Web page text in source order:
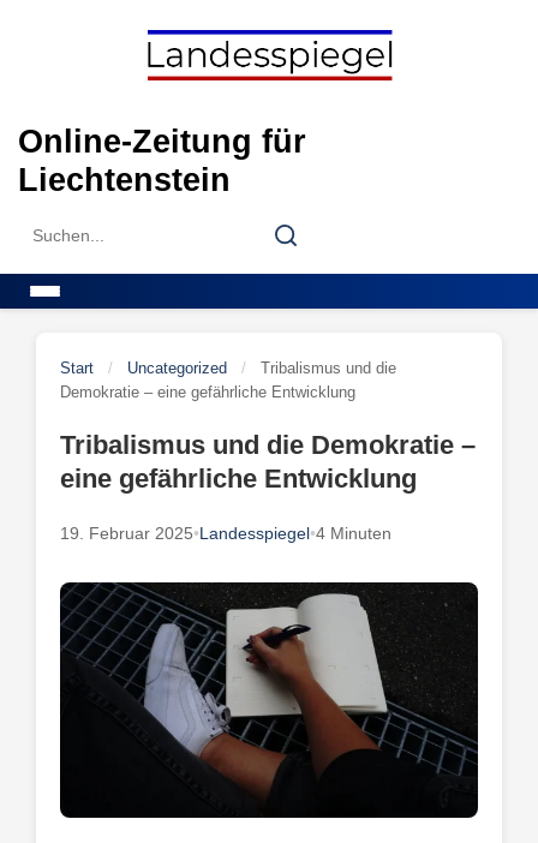
Online-Zeitung für
Liechtenstein
Search
Search
Start / Uncategorized /
Tribalismus und die
Demokratie – eine gefährliche Entwicklung
Tribalismus und die Demokratie –
eine gefährliche Entwicklung
19. Februar 2025•Landesspiegel•4 Minuten